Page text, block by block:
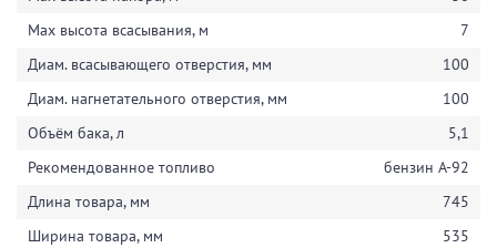
Max высота всасывания, м
7
Диам. всасывающего отверстия, мм
100
Диам. нагнетательного отверстия, мм
100
Объём бака, л
5,1
Рекомендованное топливо
бензин А-92
Длина товара, мм
745
Ширина товара, мм
535